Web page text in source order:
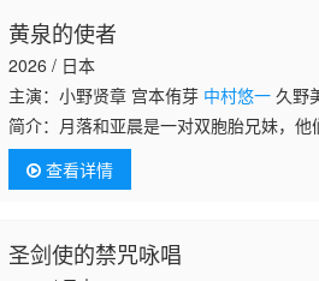
黄泉的使者
2026 / 日本
主演：小野贤章 宫本侑芽 中村悠一 久野
简介： 月落和亚晨是一对双胞胎兄妹，
子”。他们拥有获得特殊力量的资格，一
类冠以“幽灵”、“怪物”、“怪兽”或“异形
和能力。每对双使都有一个与之缔结契约
俩的重逢展开序幕。
查看详情
圣剑使的禁咒咏唱